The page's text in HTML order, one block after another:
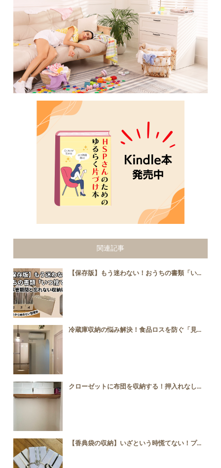
関連記事
【保存版】もう迷わない！おうちの書類「い...
冷蔵庫収納の悩み解決！食品ロスを防ぐ「見...
クローゼットに布団を収納する！押入れなし...
【香典袋の収納】いざという時慌てない！プ...